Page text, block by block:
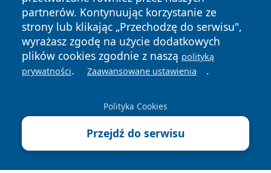
partnerów. Kontynuując korzystanie ze
strony lub klikając „Przechodzę do serwisu",
wyrażasz zgodę na użycie dodatkowych
plików cookies zgodnie z naszą polityką
prywatności. Zaawansowane ustawienia .
Polityka Cookies
Przejdź do serwisu
Copyright © 2026 szczecin4u.pl Wszystkie prawa zastrzeżone.
News Autorzy
Polityka
Prywatności
Polityka
Cookies